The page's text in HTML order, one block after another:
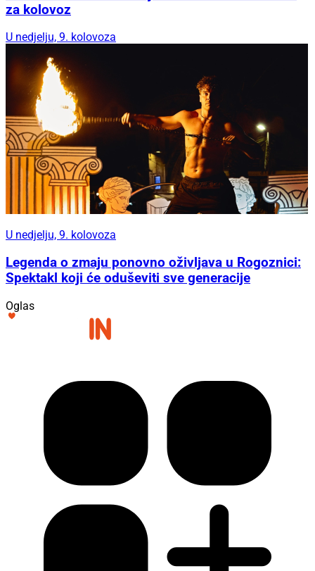
za kolovoz
U nedjelju, 9. kolovoza
U nedjelju, 9. kolovoza
Legenda o zmaju ponovno oživljava u Rogoznici:
Spektakl koji će oduševiti sve generacije
Oglas